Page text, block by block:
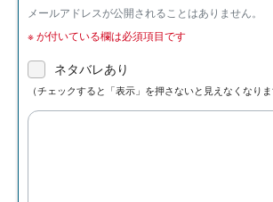
メールアドレスが公開されることはありません。
※が付いている欄は必須項目です
ネタバレあり
（チェックすると「表示」を押さないと見えなくなりま